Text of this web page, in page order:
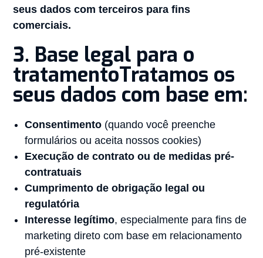
seus dados com terceiros para fins
comerciais.
3. Base legal para o
tratamentoTratamos os
seus dados com base em:
Consentimento (quando você preenche
formulários ou aceita nossos cookies)
Execução de contrato ou de medidas pré-
contratuais
Cumprimento de obrigação legal ou
regulatória
Interesse legítimo, especialmente para fins de
marketing direto com base em relacionamento
pré-existente